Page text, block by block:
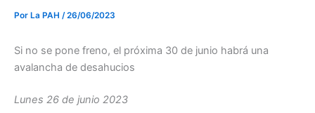
Por La PAH /26/06/2023
Si no se pone freno, el próxima 30 de junio habrá una
avalancha de desahucios
Lunes 26 de junio 2023